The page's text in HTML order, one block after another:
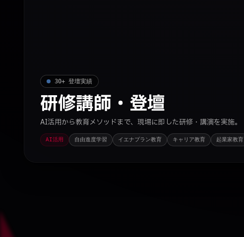
30+ 登壇実績
研修講師・登壇
AI活用から教育メソッドまで、現場に即した研修・講演を実施。
AI活用 自由進度学習 イエナプラン教育 キャリア教育 起業家教育